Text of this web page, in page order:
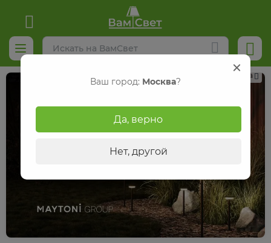
Реклама
Ваш город: Москва?
Да, верно
Нет, другой